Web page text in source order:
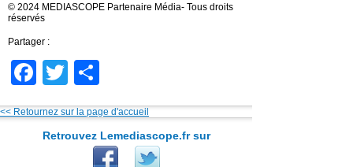
© 2024 MEDIASCOPE Partenaire Média- Tous droits
réservés
Partager :
Facebook
Twitter
<< Retournez sur la page d'accueil
Retrouvez Lemediascope.fr sur